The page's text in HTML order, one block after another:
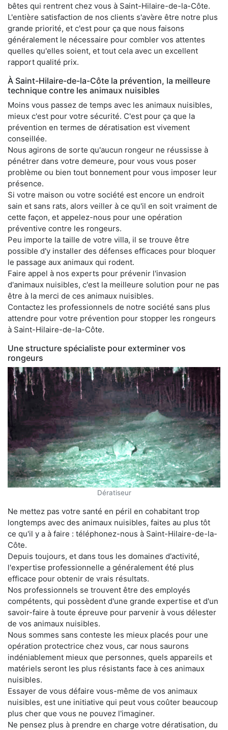
bêtes qui rentrent chez vous à Saint-Hilaire-de-la-Côte.
L'entière satisfaction de nos clients s'avère être notre plus
grande priorité, et c'est pour ça que nous faisons
généralement le nécessaire pour combler vos attentes
quelles qu'elles soient, et tout cela avec un excellent
rapport qualité prix.
À Saint-Hilaire-de-la-Côte la prévention, la meilleure
technique contre les animaux nuisibles
Moins vous passez de temps avec les animaux nuisibles,
mieux c'est pour votre sécurité. C'est pour ça que la
prévention en termes de dératisation est vivement
conseillée.
Nous agirons de sorte qu'aucun rongeur ne réussisse à
pénétrer dans votre demeure, pour vous vous poser
problème ou bien tout bonnement pour vous imposer leur
présence.
Si votre maison ou votre société est encore un endroit
sain et sans rats, alors veiller à ce qu'il en soit vraiment de
cette façon, et appelez-nous pour une opération
préventive contre les rongeurs.
Peu importe la taille de votre villa, il se trouve être
possible d'y installer des défenses efficaces pour bloquer
le passage aux animaux qui rodent.
Faire appel à nos experts pour prévenir l'invasion
d'animaux nuisibles, c'est la meilleure solution pour ne pas
être à la merci de ces animaux nuisibles.
Contactez les professionnels de notre société sans plus
attendre pour votre prévention pour stopper les rongeurs
à Saint-Hilaire-de-la-Côte.
Une structure spécialiste pour exterminer vos
rongeurs
Dératiseur
Ne mettez pas votre santé en péril en cohabitant trop
longtemps avec des animaux nuisibles, faites au plus tôt
ce qu'il y a à faire : téléphonez-nous à Saint-Hilaire-de-la-
Côte.
Depuis toujours, et dans tous les domaines d'activité,
l'expertise professionnelle a généralement été plus
efficace pour obtenir de vrais résultats.
Nos professionnels se trouvent être des employés
compétents, qui possèdent d'une grande expertise et d'un
savoir-faire à toute épreuve pour parvenir à vous délester
de vos animaux nuisibles.
Nous sommes sans conteste les mieux placés pour une
opération protectrice chez vous, car nous saurons
indéniablement mieux que personnes, quels appareils et
matériels seront les plus résistants face à ces animaux
nuisibles.
Essayer de vous défaire vous-même de vos animaux
nuisibles, est une initiative qui peut vous coûter beaucoup
plus cher que vous ne pouvez l'imaginer.
Ne pensez plus à prendre en charge votre dératisation, du